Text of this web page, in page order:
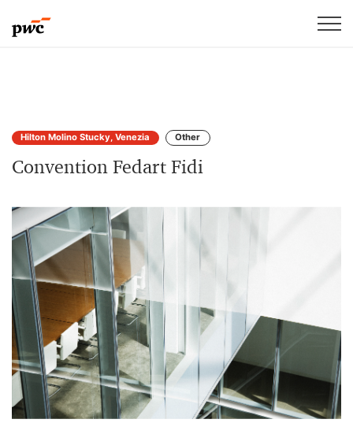
Hilton Molino Stucky, Venezia Other
Convention Fedart Fidi